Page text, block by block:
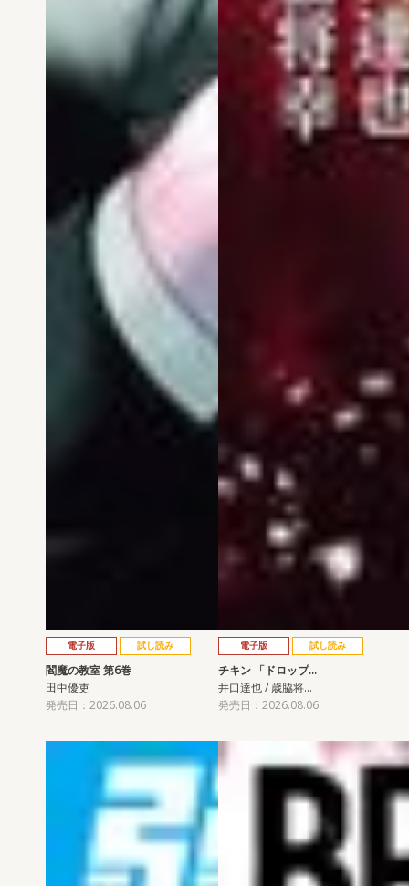
電子版 試し読み
閻魔の教室 第6巻
田中優吏
発売日：2026.08.06
電子版 試し読み
チキン 「ドロップ…
井口達也 / 歳脇将…
発売日：2026.08.06